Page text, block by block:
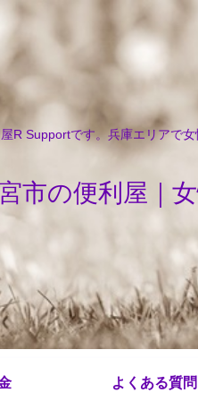
R Supportです。兵庫エリアで
市の便利屋｜
よくある質問